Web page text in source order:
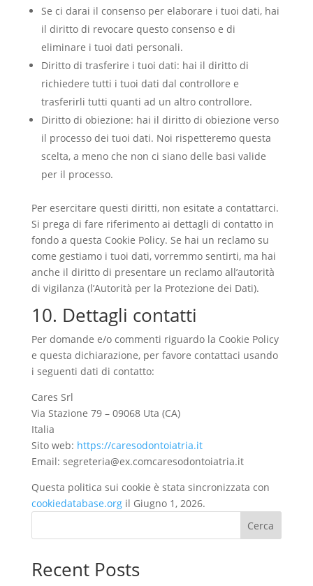
Se ci darai il consenso per elaborare i tuoi dati, hai
il diritto di revocare questo consenso e di
eliminare i tuoi dati personali.
Diritto di trasferire i tuoi dati: hai il diritto di
richiedere tutti i tuoi dati dal controllore e
trasferirli tutti quanti ad un altro controllore.
Diritto di obiezione: hai il diritto di obiezione verso
il processo dei tuoi dati. Noi rispetteremo questa
scelta, a meno che non ci siano delle basi valide
per il processo.
Per esercitare questi diritti, non esitate a contattarci.
Si prega di fare riferimento ai dettagli di contatto in
fondo a questa Cookie Policy. Se hai un reclamo su
come gestiamo i tuoi dati, vorremmo sentirti, ma hai
anche il diritto di presentare un reclamo all’autorità
di vigilanza (l’Autorità per la Protezione dei Dati).
10. Dettagli contatti
Per domande e/o commenti riguardo la Cookie Policy
e questa dichiarazione, per favore contattaci usando
i seguenti dati di contatto:
Cares Srl
Via Stazione 79 – 09068 Uta (CA)
Italia
Sito web: https://caresodontoiatria.it
Email: segreteria@ex.comcaresodontoiatria.it
Questa politica sui cookie è stata sincronizzata con
cookiedatabase.orgil Giugno 1, 2026.
Cerca
Recent Posts